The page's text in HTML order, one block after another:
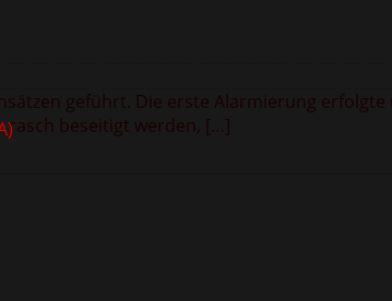
geführt. Die erste Alarmierung erfolgte
rasch beseitigt werden, […]